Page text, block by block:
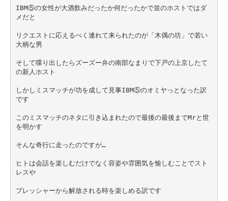
IBM⑤の女性が大酒飲みだったか何だったかで並のホストではダ
メだと
リクエストに応えるべく連れて来られたのが「木偶の坊」で若い
大柄な男
そして喋り出したらズーズー弁の南部なまりで下戸の上京したて
の新人ホスト
しかしミスマッチが功を成して見事IBM⑤のオミヤっとなった訳
です
このミスマッチのネタに引き込まれたので最後の最後までMrと世
を明かす
そんな奇行に走ったのですが…
ヒトは会話を楽しむだけでなく容姿や雰囲気を愉しむことでスト
レスや
プレッシャーから解放される時を楽しめる訳です